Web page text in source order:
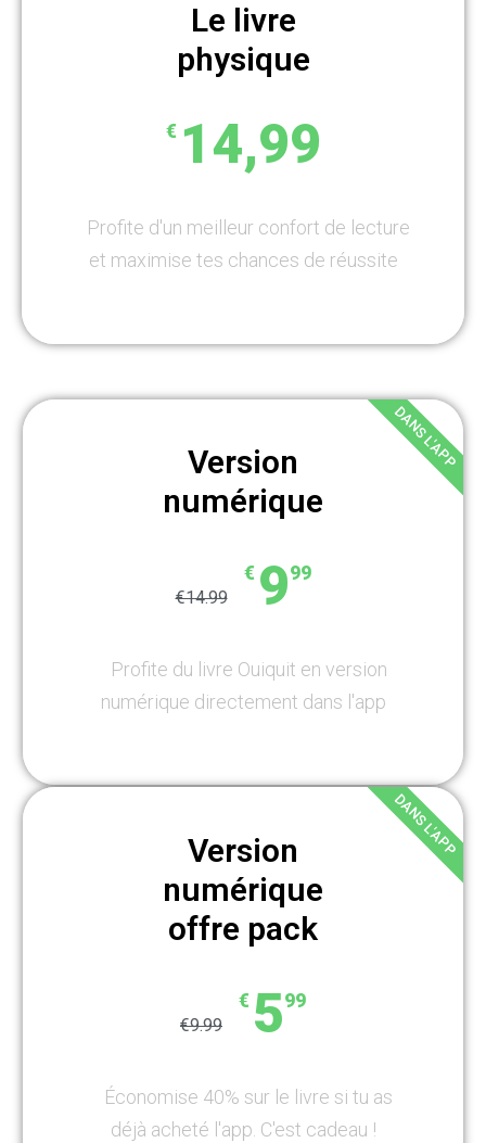
Le livre
physique
€ 14,99
Profite d'un meilleur confort de lecture
et maximise tes chances de réussite
Version
numérique
€14.99
€ 999
Profite du livre Ouiquit en version
numérique directement dans l'app
DANS L'APP
Version
numérique
offre pack
€9.99
€ 599
Économise 40% sur le livre si tu as
déjà acheté l'app. C'est cadeau !
DANS L'APP